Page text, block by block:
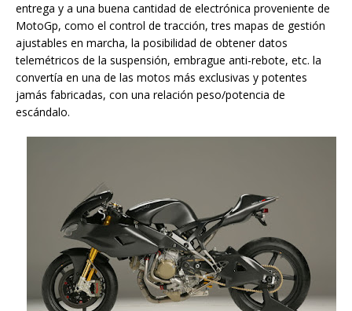
entrega y a una buena cantidad de electrónica proveniente de
MotoGp, como el control de tracción, tres mapas de gestión
ajustables en marcha, la posibilidad de obtener datos
telemétricos de la suspensión, embrague anti-rebote, etc. la
convertía en una de las motos más exclusivas y potentes
jamás fabricadas, con una relación peso/potencia de
escándalo.